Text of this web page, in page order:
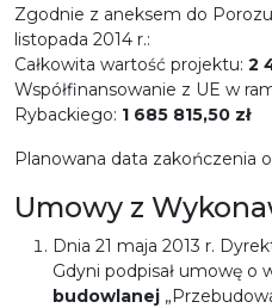
Zgodnie z aneksem do
listopada 2014 r.:
Całkowita wartość projektu: 2
Współfinansowanie z UE w
Rybackiego: 1 685 815,50 zł
Planowana data zakończenia
Umowy z
Dnia 21 maja 2013 r.
Gdyni podpisał umowę o
budowlanej